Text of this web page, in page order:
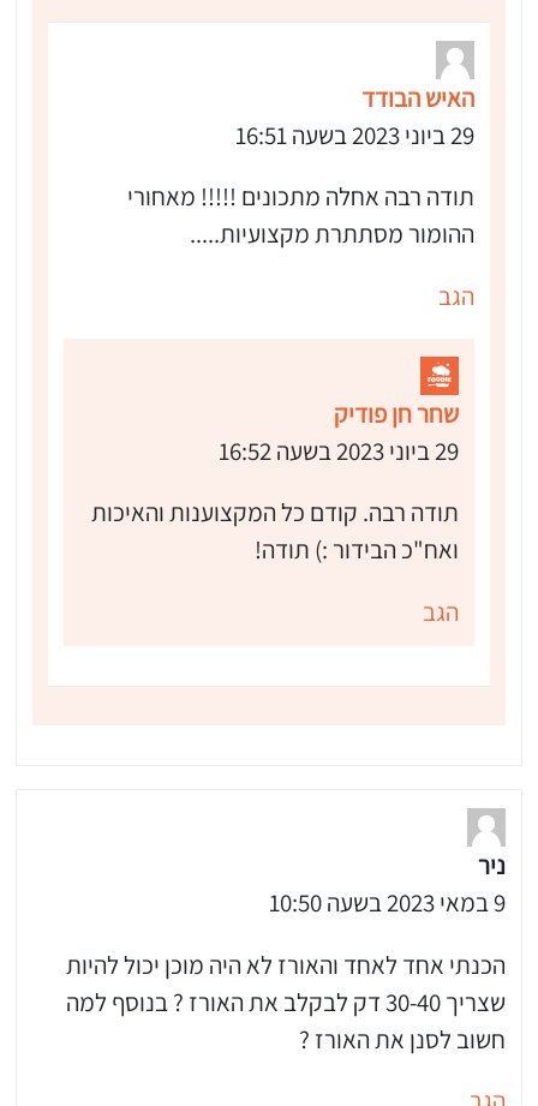
האיש הבודד
29 ביוני 2023 בשעה 16:51
תודה רבה אחלה מתכונים !!!!! מאחורי
ההומור מסתתרת מקצועיות.....
הגב
שחר חן פודיק
29 ביוני 2023 בשעה 16:52
תודה רבה. קודם כל המקצוענות והאיכות
ואח"כ הבידור :) תודה!
הגב
ניר
9 במאי 2023 בשעה 10:50
הכנתי אחד לאחד והאורז לא היה מוכן יכול להיות
שצריך 30-40 דק לבקלב את האורז ? בנוסף למה
חשוב לסנן את האורז ?